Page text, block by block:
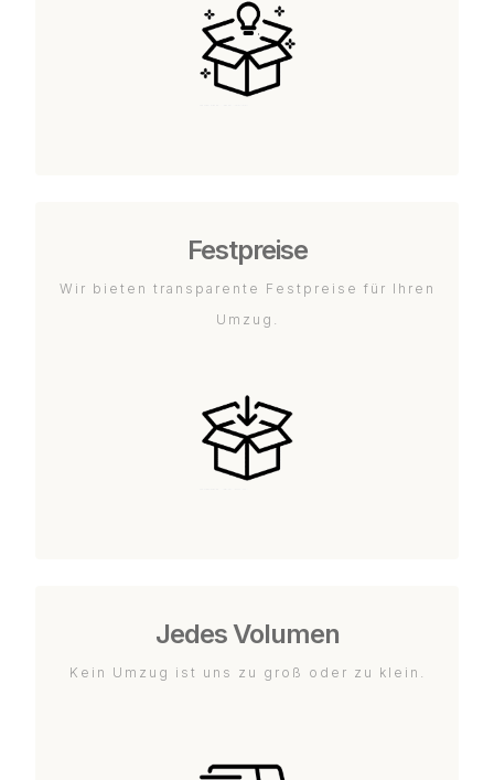
Festpreise
Wir bieten transparente Festpreise für Ihren
Umzug.
Jedes Volumen
Kein Umzug ist uns zu groß oder zu klein.